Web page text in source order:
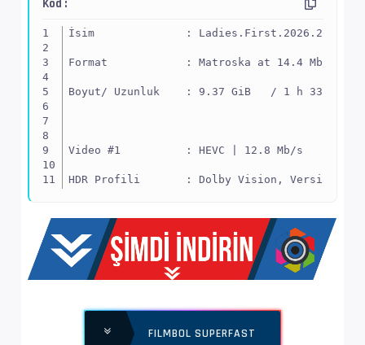
Kod :
İsim              :
Format            : Matroska at 14.4 Mb/s
Boyut/ Uzunluk    : 9.37 GiB   / 1 h 33 min
Video #1          : HEVC | 12.8 Mb/s
HDR Profili       : Dolby Vision, Version 1.0,
EnxBoy | FPS      : 3840x2160 (1.778) |
Yapı              : V_MPEGH/ISO/HEVC ->
Ses  #2           : E-AC-3 JOC | 768 kb/s
FILMBOL SUPERFAST